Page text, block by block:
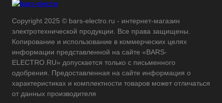
Copyright 2025 © bars-electro.ru - интернет-магазин
электротехнической продукции. Все права защищены.
Копирование и использование в коммерческих целях
информации представленной на сайте «BARS-
ELECTRO.RU» допускается только с письменного
одобрения. Предоставленная на сайте информация о
характеристиках и комплектности товаров может отличаться
от данных производителя